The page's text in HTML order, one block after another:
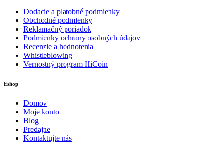
Dodacie a platobné podmienky
Obchodné podmienky
Reklamačný poriadok
Podmienky ochrany osobných údajov
Recenzie a hodnotenia
Whistleblowing
Vernostný program HiCoin
Eshop
Domov
Moje konto
Blog
Predajne
Kontaktujte nás